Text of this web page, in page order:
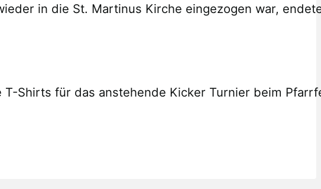
in die St. Martinus Kirche eingezogen war,
Shirts für das anstehende Kicker Turnier beim